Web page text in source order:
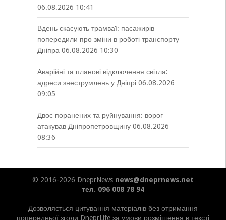
06.08.2026 10:41
Вдень скасують трамваї: пасажирів
попередили про зміни в роботі транспорту
Дніпра 06.08.2026 10:30
Аварійні та планові відключення світла:
адреси знеструмлень у Дніпрі 06.08.2026
09:05
Двоє поранених та руйнування: ворог
атакував Дніпропетровщину 06.08.2026
08:36
© 2016-2026 DneprNews news@dneprnews.net
тел. 096 008 78 94
Дозволяється цитування матеріалів без отримання
попередньої згоди DneprLife за умови розміщення в тексті